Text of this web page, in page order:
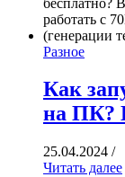
Разное
Как
на ПК?
25.04.2024 /
Читать далее